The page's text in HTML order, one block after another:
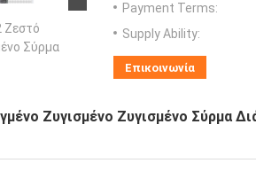
Ζεστό
Σύρμα
Payment Terms:
Supply Ability:
Επικοινωνία
Ζυγισμένο Ζυγισμένο Σύρμα